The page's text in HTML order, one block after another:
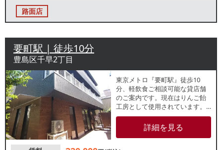
路面店
要町駅 | 徒歩10分
豊島区千早2丁目
東京メトロ『要町駅』徒歩10
分、軽飲食ご相談可能な貸店舗
のご案内です。現在はりんご飴
⼯房として使用されています。
カフェ・喫茶店をご検討のお客
様におすすめです。少し奥まっ
た隠れ家立地です。諸条件等、
詳細を見る